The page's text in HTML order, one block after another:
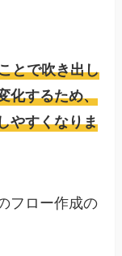
とで吹き出し
化するため、
やすくなりま
フロー作成の